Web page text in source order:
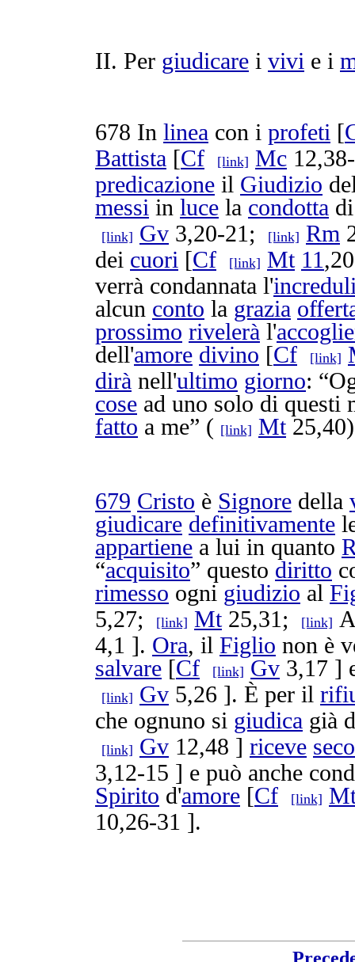
II. Per giudicare i vivi e i
678 In linea con i profeti [
Battista [Cf [link] Mc
predicazione il Giudizio
messi in luce la condotta
[link] Gv 3,20-21; [link] Rm
dei cuori [Cf [link] Mt 11
verrà condannata l'
alcun conto la grazia
prossimo rivelerà l'
dell'amore divino [Cf [link]
dirà nell'ultimo giorno:
cose ad uno solo di questi
fatto a me” ( [link] Mt
679 Cristo è Signore della
giudicare definitivamente
appartiene a lui in quanto
“acquisito” questo diritto
rimesso ogni giudizio al
5,27;
[link] Mt25,31; [link]
4,1 ]. Ora, il Figlio non è
salvare [Cf [link] Gv 3,17 ]
[link] Gv 5,26 ]. È per il
che ognuno si giudica già
[link] Gv 12,48 ] riceve
3,12-15 ] e può anche
Spirito d'amore [Cf [link]
10,26-31 ].